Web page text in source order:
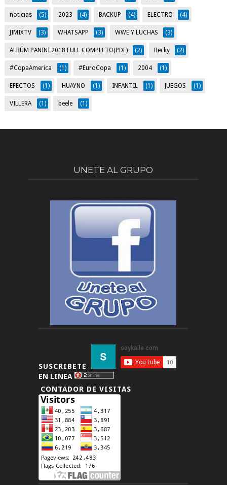
noticias (5) 2023 (4) BACKUP (4) ELECTRO (4)
JIMIXTV (3) WHATSAPP (3) WWE Y LUCHAS (3)
ALBÚM PANINI 2018 FULL COMPLETO(PDF) (2) Becky (2)
#CopaAmerica (1) #EuroCopa (1) 2004 (1)
EFECTOS (1) HUAYNO (1) INFANTIL (1) JUEGOS (1)
VILLERA (1) beele (1)
UNETE AL GRUPO
SUSCRIBETE
EN LINEA
CONTADOR DE VISITAS